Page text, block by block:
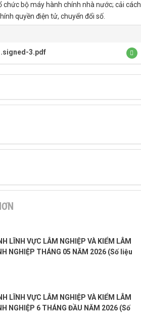
chức bộ máy hành chính nhà nước; cải cách
quyền điện tử, chuyển đổi số.
3.pdf
LĨNH VỰC LÂM NGHIỆP VÀ KIỂM LÂM
NGHIỆP THÁNG 05 NĂM 2026 (Số liệu
LĨNH VỰC LÂM NGHIỆP VÀ KIỂM LÂM
NGHIỆP 6 THÁNG ĐẦU NĂM 2026 (Số